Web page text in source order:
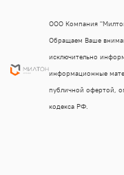
ООО Компания
Обращаем Ваше
исключительно
информационные
публичной офертой,
кодекса РФ.